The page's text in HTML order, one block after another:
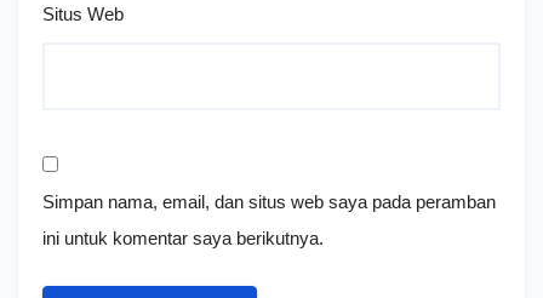
Situs Web
Simpan nama, email, dan situs web saya pada peramban
ini untuk komentar saya berikutnya.